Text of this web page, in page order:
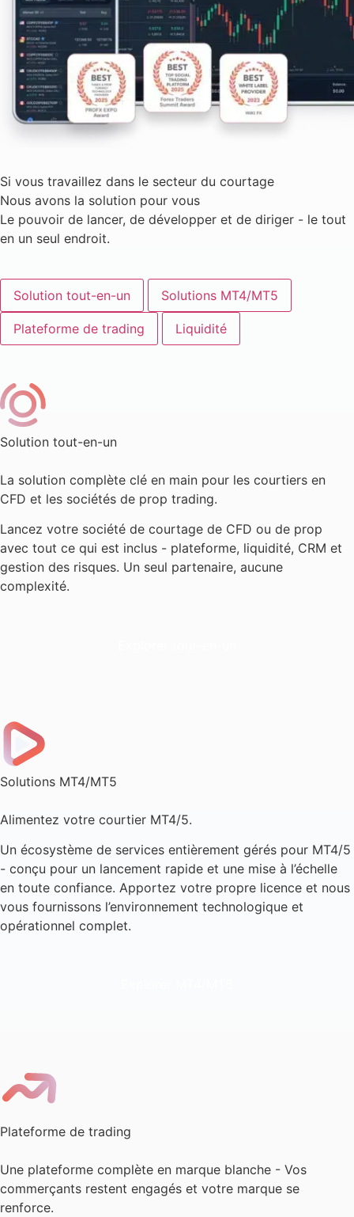
Si vous travaillez dans le secteur du courtage
Nous avons la solution pour vous
Le pouvoir de lancer, de développer et de diriger - le tout
en un seul endroit.
Solution tout-en-un Solutions MT4/MT5
Plateforme de trading Liquidité
Solution tout-en-un
La solution complète clé en main pour les courtiers en
CFD et les sociétés de prop trading.
Lancez votre société de courtage de CFD ou de prop
avec tout ce qui est inclus - plateforme, liquidité, CRM et
gestion des risques. Un seul partenaire, aucune
complexité.
Solutions MT4/MT5
Alimentez votre courtier MT4/5.
Un écosystème de services entièrement gérés pour MT4/5
- conçu pour un lancement rapide et une mise à l’échelle
en toute confiance. Apportez votre propre licence et nous
vous fournissons l’environnement technologique et
opérationnel complet.
Plateforme de trading
Une plateforme complète en marque blanche - Vos
commerçants restent engagés et votre marque se
renforce.